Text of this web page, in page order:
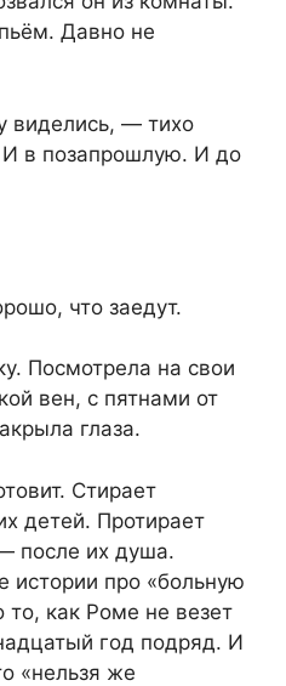
Давно не
виделись, — тихо
в позапрошлую. И до
что заедут.
Посмотрела на свои
вен, с пятнами от
глаза.
Стирает
детей. Протирает
после их душа.
истории про «больную
как Роме не везет
год подряд. И
«нельзя же